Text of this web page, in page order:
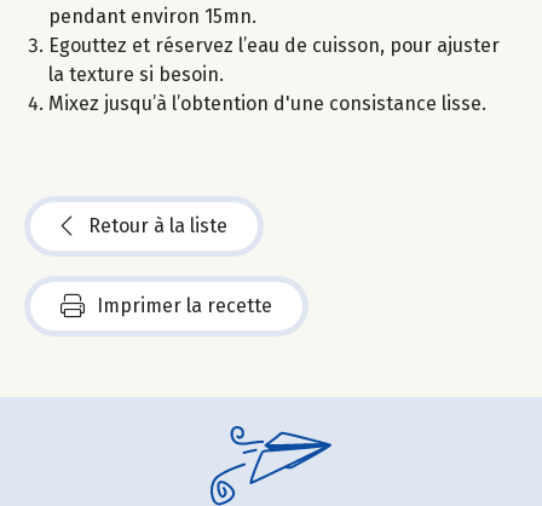
pendant environ 15mn.
Egouttez et réservez l’eau de cuisson, pour ajuster
la texture si besoin.
Mixez jusqu’à l’obtention d'une consistance lisse.
Retour à la liste
Imprimer la recette